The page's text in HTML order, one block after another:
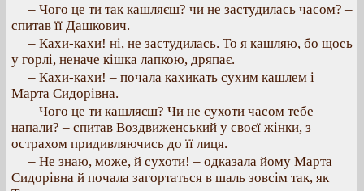
– Чого це ти так кашляєш? чи не застудилась часом? –
спитав її Дашкович.
– Кахи-кахи! ні, не застудилась. То я кашляю, бо щось
у горлі, неначе кішка лапкою, дряпає.
– Кахи-кахи! – почала кахикать сухим кашлем і
Марта Сидорівна.
– Чого це ти кашляєш? Чи не сухоти часом тебе
напали? – спитав Воздвиженський у своєї жінки, з
острахом придивляючись до її лиця.
– Не знаю, може, й сухоти! – одказала йому Марта
Сидорівна й почала загортаться в шаль зовсім так, як